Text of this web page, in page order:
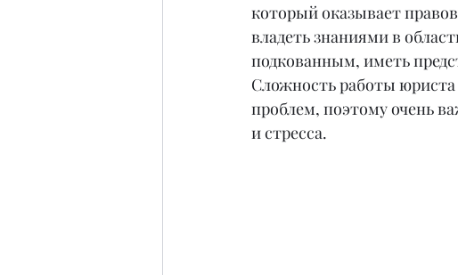
который оказывает
владеть знаниями в
подкованным, иметь
Сложность работы юриста
проблем, поэтому очень
и стресса.